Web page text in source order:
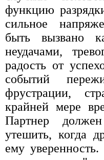
функцию
сильное
быть вызвано
неудачами,
радость от
событий
фрустрации,
крайней мере
Партнер
утешить, когда
ему